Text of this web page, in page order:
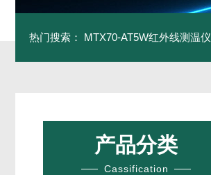
热门搜索： MTX70-AT5W红外线测温仪
产品分类
Cassification